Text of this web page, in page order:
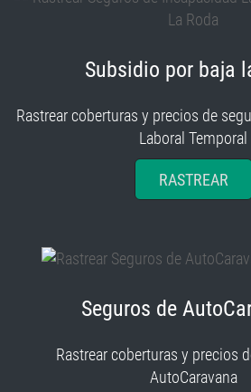
Subsidio por baja
Rastrear coberturas y precios de
Laboral Temporal
RASTREAR
Seguros de
Rastrear coberturas y precios
AutoCaravana